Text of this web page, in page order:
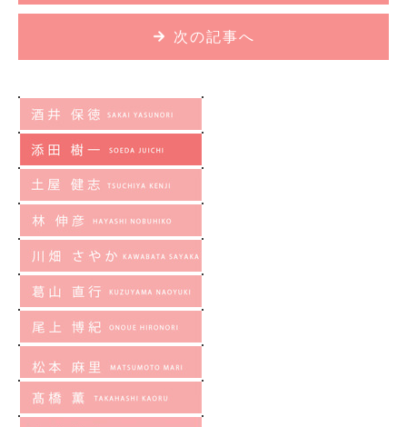
次の記事へ